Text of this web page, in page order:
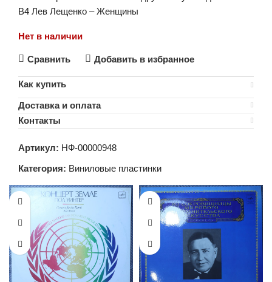
B4 Лев Лещенко – Женщины
Нет в наличии
Сравнить Добавить в избранное
Как купить
Доставка и оплата
Контакты
Артикул: НФ-00000948
Категория: Виниловые пластинки